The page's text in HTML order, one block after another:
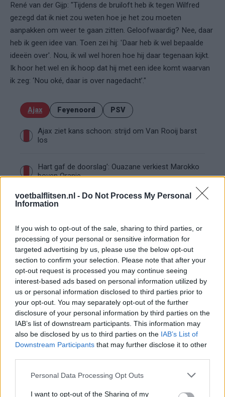
voetbalflitsen.nl - Do Not Process My Personal
Information
If you wish to opt-out of the sale, sharing to third parties, or
processing of your personal or sensitive information for
targeted advertising by us, please use the below opt-out
section to confirm your selection. Please note that after your
opt-out request is processed you may continue seeing
interest-based ads based on personal information utilized by
us or personal information disclosed to third parties prior to
your opt-out. You may separately opt-out of the further
disclosure of your personal information by third parties on the
IAB’s list of downstream participants. This information may
also be disclosed by us to third parties on the IAB’s List of
Downstream Participants that may further disclose it to other
Personal Data Processing Opt Outs
I want to opt-out of the Sharing of my
René van der Gijp: "Tijdens de bruiloft heb ik tegen Wilfred
gezegd dat ik niet zou weten hoe je het zou moeten
aanpakken om weer te gaan zitten. Geloofwaardig? Nee, daar
heb ik geen idee van. Toen zei hij: 'Daar heb ik wel bepaalde
ideeën over'. Nou, ik wil wel horen hoe hij daar tegenaan kijkt.
Ik hoor het wel en ik hoop dat hij met een idee komt waarvan
ik zeg: ‘Nou oké, daar is over nagedacht’."
Ajax Feyenoord PSV
Ajax ziet kans schoon: strijd om Van Rooij barst
los
Hart gaf de doorslag': Ouazane verkiest Marokko
boven Oranje
Dit verdient Dusan Tadic bij NEC: salaris en
Ajax dicht bij komst Arokodare: huurdeal met
koopoptie van 22 miljoen
Ajax helpt Burnley uit de brand met afgeknipte
sokken na blunder met tenues
Hakim Ziyech verhuurt opnieuw luxe
appartement op Amsterdamse Zuidas
Marcos Leonardo laat eerste indruk achter bij
Resterend oefenprogramma Ajax: waar zijn de
duels te zien